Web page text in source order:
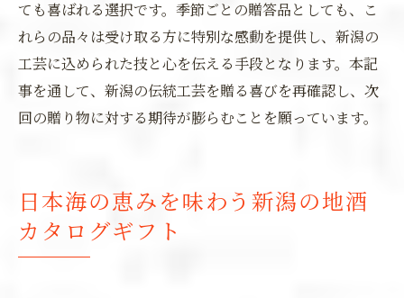
ても喜ばれる選択です。季節ごとの贈答品としても、こ
れらの品々は受け取る方に特別な感動を提供し、新潟の
工芸に込められた技と心を伝える手段となります。本記
事を通して、新潟の伝統工芸を贈る喜びを再確認し、次
回の贈り物に対する期待が膨らむことを願っています。
日本海の恵みを味わう新潟の地酒
カタログギフト